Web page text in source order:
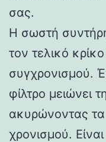
σας.
Η σωστή
τον τελικό
συγχρονισμού.
φίλτρο μειώνει
ακυρώνοντας
χρονισμού.